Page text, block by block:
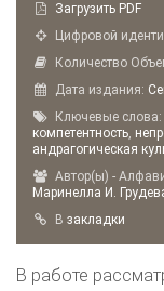
Загрузить PDF
Цифровой
Количество
Дата издания:
Ключевые слова:
компетентность,
андрагогическая
Автор(ы) -
Маринелла И.
Bзакладки
В работе